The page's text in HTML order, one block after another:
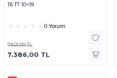
T6 T7 10>19
0 Yorum
7.501,00 TL
7.386,00 TL